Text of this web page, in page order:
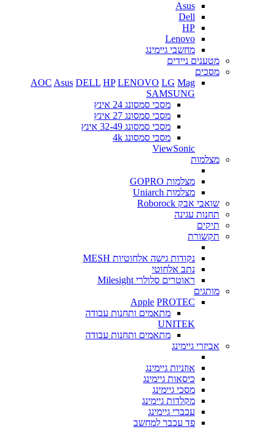
Asus
Dell
HP
Lenovo
מחשבי גיימינג
מטענים ניידים
מסכים
AOC Asus DELL HP LENOVO LG Mag
SAMSUNG
מסכי סמסונג 24 אינץ
מסכי סמסונג 27 אינץ
מסכי סמסונג 32-49 אינץ
מסכי סמסונג 4k
ViewSonic
מצלמות
מצלמות GOPRO
מצלמות Uniarch
שואבי אבק Roborock
תחנות עגינה
תיקים
תקשורת
נקודות גישה אלחוטיות MESH
נתב אלחוטי
ראוטרים סלולרי Milesight
מותגים
Apple PROTEC
מתאמים ותחנות עבודה
UNITEK
מתאמים ותחנות עבודה
אביזרי גיימינג
אוזניות גיימינג
כיסאות גיימינג
מסכי גיימינג
מקלדות גיימינג
עכברי גיימינג
פד עכבר למחשב